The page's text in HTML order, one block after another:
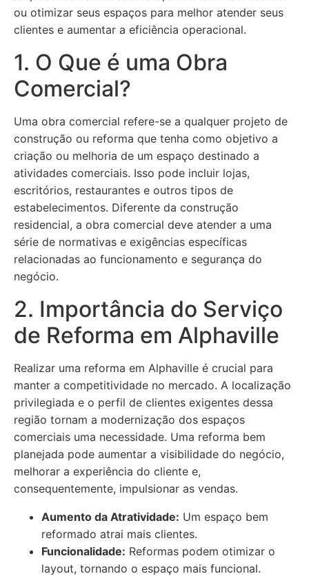
ou otimizar seus espaços para melhor atender seus
clientes e aumentar a eficiência operacional.
1. O Que é uma Obra
Comercial?
Uma obra comercial refere-se a qualquer projeto de
construção ou reforma que tenha como objetivo a
criação ou melhoria de um espaço destinado a
atividades comerciais. Isso pode incluir lojas,
escritórios, restaurantes e outros tipos de
estabelecimentos. Diferente da construção
residencial, a obra comercial deve atender a uma
série de normativas e exigências específicas
relacionadas ao funcionamento e segurança do
negócio.
2. Importância do Serviço
de Reforma em Alphaville
Realizar uma reforma em Alphaville é crucial para
manter a competitividade no mercado. A localização
privilegiada e o perfil de clientes exigentes dessa
região tornam a modernização dos espaços
comerciais uma necessidade. Uma reforma bem
planejada pode aumentar a visibilidade do negócio,
melhorar a experiência do cliente e,
consequentemente, impulsionar as vendas.
Aumento da Atratividade: Um espaço bem
reformado atrai mais clientes.
Funcionalidade: Reformas podem otimizar o
layout, tornando o espaço mais funcional.